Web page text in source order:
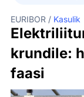
EURIBOR / Kasulik
krundile:
faasi